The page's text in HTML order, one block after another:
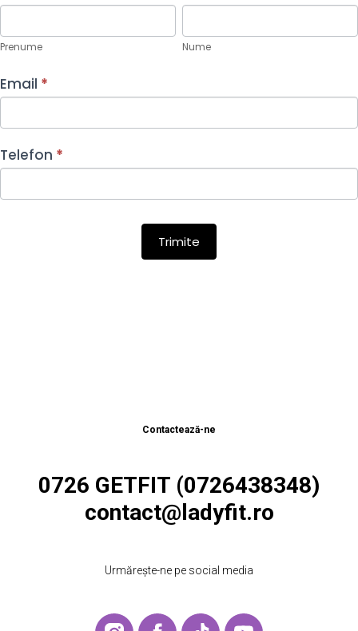
Fizic
Prenume Nume
Email *
Telefon *
Trimite
Contactează-ne
0726 GETFIT (0726438348)
contact@ladyfit.ro
Urmărește-ne pe social media